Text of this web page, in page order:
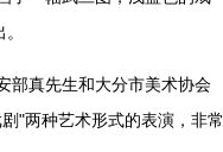
真先生和大分市美术协会
"两种艺术形式的表演，非常